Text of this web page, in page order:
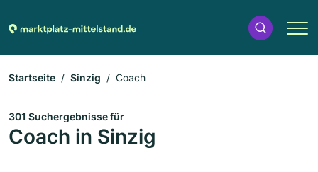
Startseite Sinzig Coach
301 Suchergebnisse für
Coach in Sinzig